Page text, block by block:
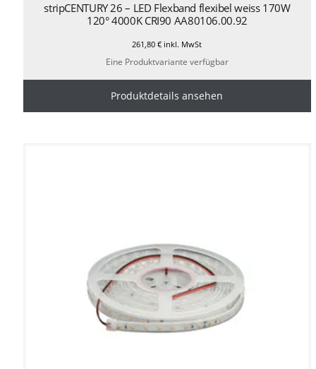
stripCENTURY 26 – LED Flexband flexibel weiss 170W
120° 4000K CRI90 AA80106.00.92
261,80€ inkl. MwSt
Eine Produktvariante verfügbar
Produktdetails ansehen